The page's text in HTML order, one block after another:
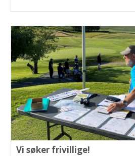
Vi søker frivillige!